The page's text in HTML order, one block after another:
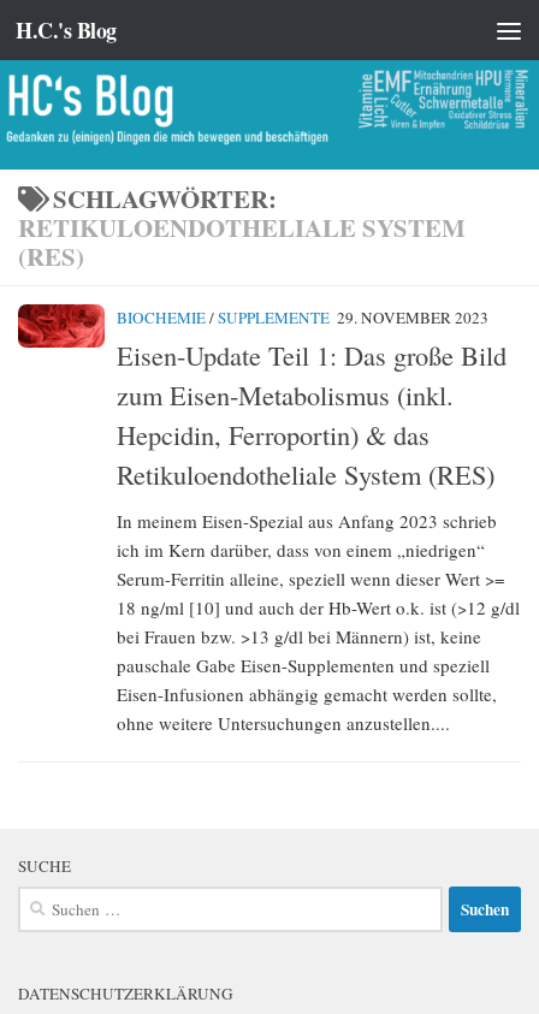
Zum Inhalt springen
H.C.'s Blog
SCHLAGWÖRTER:
RETIKULOENDOTHELIALE SYSTEM
(RES)
BIOCHEMIE/SUPPLEMENTE 29. NOVEMBER 2023
Eisen-Update Teil 1: Das große Bild
zum Eisen-Metabolismus (inkl.
Hepcidin, Ferroportin) & das
Retikuloendotheliale System (RES)
In meinem Eisen-Spezial aus Anfang 2023 schrieb
ich im Kern darüber, dass von einem „niedrigen“
Serum-Ferritin alleine, speziell wenn dieser Wert >=
18 ng/ml [10] und auch der Hb-Wert o.k. ist (>12 g/dl
bei Frauen bzw. >13 g/dl bei Männern) ist, keine
pauschale Gabe Eisen-Supplementen und speziell
Eisen-Infusionen abhängig gemacht werden sollte,
ohne weitere Untersuchungen anzustellen....
SUCHE
Suchen
nach:
DATENSCHUTZERKLÄRUNG